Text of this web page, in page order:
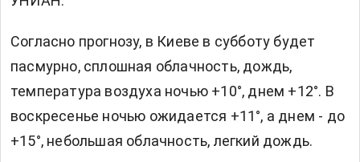
Согласно прогнозу, в Киеве в субботу будет
пасмурно, сплошная облачность, дождь,
температура воздуха ночью +10°, днем +12°. В
воскресенье ночью ожидается +11°, а днем - до
+15°, небольшая облачность, легкий дождь.